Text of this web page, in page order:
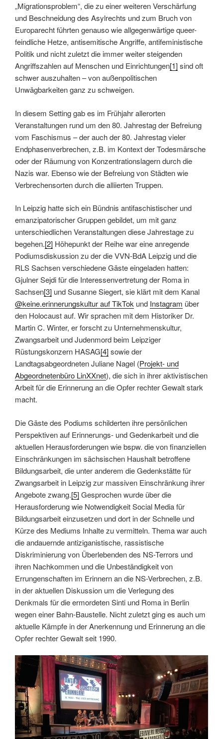
„Migrationsproblem“, die zu einer weiteren Verschärfung
und Beschneidung des Asylrechts und zum Bruch von
Europarecht führten genauso wie allgegenwärtige queer-
feindliche Hetze, antisemitische Angriffe, antifeministische
Politik und nicht zuletzt die immer weiter steigenden
Angriffszahlen auf Menschen und Einrichtungen[1]sind oft
schwer auszuhalten – von außenpolitischen
Unwägbarkeiten ganz zu schweigen.
In diesem Setting gab es im Frühjahr allerorten
Veranstaltungen rund um den 80. Jahrestag der Befreiung
vom Faschismus – der auch der 80. Jahrestag vieler
Endphasenverbrechen, z.B. im Kontext der Todesmärsche
oder der Räumung von Konzentrationslagern durch die
Nazis war. Ebenso wie der Befreiung von Städten wie
Verbrechensorten durch die alliierten Truppen.
In Leipzig hatte sich ein Bündnis antifaschistischer und
emanzipatorischer Gruppen gebildet, um mit ganz
unterschiedlichen Veranstaltungen diese Jahrestage zu
begehen.[2] Höhepunkt der Reihe war eine anregende
Podiumsdiskussion zu der die VVN-BdA Leipzig und die
RLS Sachsen verschiedene Gäste eingeladen hatten:
Gjulner Sejdi für die Interessenvertretung der Roma in
Sachsen[3] und Susanne Siegert, sie klärt mit dem Kanal
@keine.erinnerungskultur auf TikTok und Instagram über
den Holocaust auf. Wir sprachen mit dem Historiker Dr.
Martin C. Winter, er forscht zu Unternehmenskultur,
Zwangsarbeit und Judenmord beim Leipziger
Rüstungskonzern HASAG[4]sowie der
Landtagsabgeordneten Juliane Nagel (Projekt- und
Abgeordnetenbüro LinXXnet), die sich in ihrer aktivistischen
Arbeit für die Erinnerung an die Opfer rechter Gewalt stark
macht.
Die Gäste des Podiums schilderten ihre persönlichen
Perspektiven auf Erinnerungs- und Gedenkarbeit und die
aktuellen Herausforderungen wie bspw. die von finanziellen
Einschränkungen im sächsischen Haushalt betroffene
Bildungsarbeit, die unter anderem die Gedenkstätte für
Zwangsarbeit in Leipzig zur massiven Einschränkung ihrer
Angebote zwang.[5]Gesprochen wurde über die
Herausforderung wie Notwendigkeit Social Media für
Bildungsarbeit einzusetzen und dort in der Schnelle und
Kürze des Mediums Inhalte zu vermitteln. Thema war auch
die andauernde antiziganistische, rassistische
Diskriminierung von Überlebenden des NS-Terrors und
ihren Nachkommen und die Unbeständigkeit von
Errungenschaften im Erinnern an die NS-Verbrechen, z.B.
in der aktuellen Diskussion um die Verlegung des
Denkmals für die ermordeten Sinti und Roma in Berlin
wegen einer Bahn-Baustelle. Nicht zuletzt ging es auch um
aktuelle Kämpfe in der Anerkennung und Erinnerung an die
Opfer rechter Gewalt seit 1990.